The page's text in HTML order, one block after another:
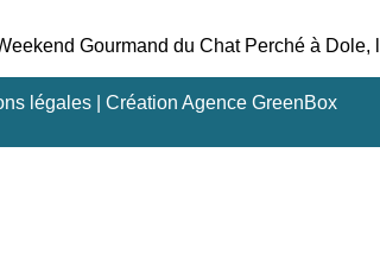
Gourmand du Chat Perché à
légales| Création Agence GreenBox